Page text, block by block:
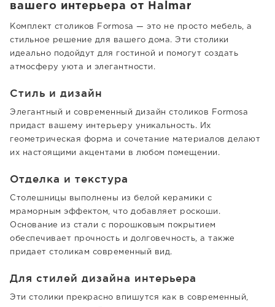
вашего интерьера от Halmar
Комплект столиков Formosa — это не просто мебель, а
стильное решение для вашего дома. Эти столики
идеально подойдут для гостиной и помогут создать
атмосферу уюта и элегантности.
Стиль и дизайн
Элегантный и современный дизайн столиков Formosa
придаст вашему интерьеру уникальность. Их
геометрическая форма и сочетание материалов делают
их настоящими акцентами в любом помещении.
Отделка и текстура
Столешницы выполнены из белой керамики с
мраморным эффектом, что добавляет роскоши.
Основание из стали с порошковым покрытием
обеспечивает прочность и долговечность, а также
придает столикам современный вид.
Для стилей дизайна интерьера
Эти столики прекрасно впишутся как в современный,